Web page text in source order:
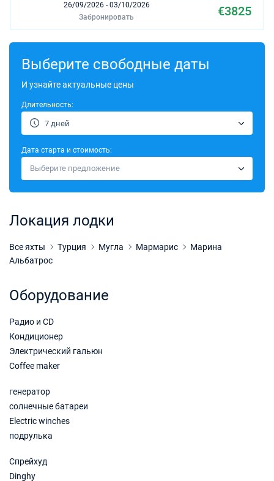
26/09/2026 - 03/10/2026 €3825
Забронировать
24/10/2026 - 31/10/2026
31/10/2026 - 07/11/2026
07/11/2026 - 14/11/2026 €3600
14/11/2026 - 21/11/2026
Забронировать
21/11/2026 - 28/11/2026
Забронировать
19/12/2026 - 26/12/2026
02/01/2027 - 09/01/2027
Выберите свободные даты
И узнайте актуальные цены
Длительность:
7 дней
Дата старта и стоимость:
Выберите предложение
Локация лодки
Все яхты Турция Мугла Мармарис
Марина
Альбатрос
Оборудование
Радио и CD
Кондиционер
Электрический гальюн
Coffee maker
генератор
солнечные батареи
Electric winches
подрулька
Спрейхуд
Dinghy